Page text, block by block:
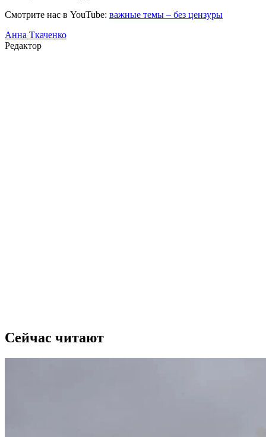
Смотрите нас в YouTube: важные темы – без цензуры
Анна Ткаченко
Редактор
Сейчас читают